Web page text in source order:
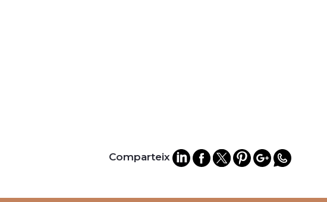
Comparteix